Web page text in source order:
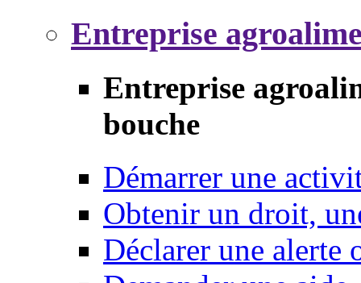
Entreprise
Entreprise
bouche
Démarrer une
Obtenir un droit,
Déclarer une alerte